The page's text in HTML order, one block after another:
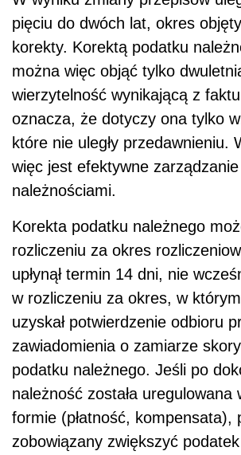
pięciu do dwóch lat, okres
korekty. Korektą podatku
można więc objąć tylko
wierzytelność wynikającą z
oznacza, że dotyczy ona tylko
które nie uległy przedawnieniu.
więc jest efektywne zarządzanie
należnościami.
Korekta podatku należnego
rozliczeniu za okres
upłynął termin 14 dni, nie
w rozliczeniu za okres, w
uzyskał potwierdzenie odbioru
zawiadomienia o zamiarze
podatku należnego. Jeśli po
należność została uregulowana
formie (płatność, kompensata),
zobowiązany zwiększyć